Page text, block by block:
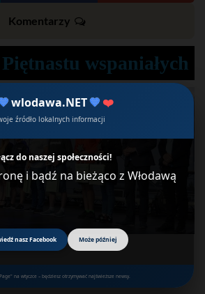
wlodawa.NET 💙❤️
źródło lokalnych informacji
do naszej społeczności!
i bądź na bieżąco z Włodawą
nasz Facebook Może później
na wtyczce – będziesz otrzymywać najświeższe newsy.
Komentarzy
wspaniałych